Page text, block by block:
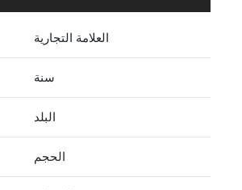
العلامة التجارية
سنة
البلد
الحجم